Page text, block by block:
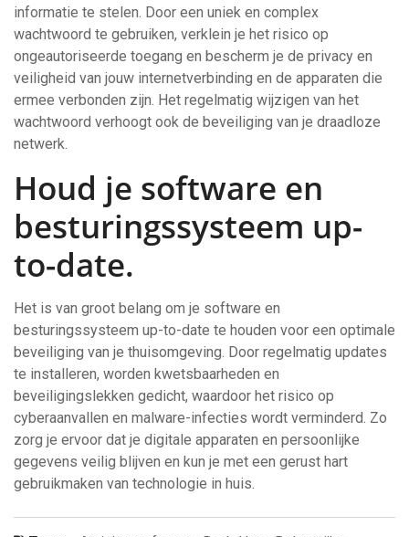
informatie te stelen. Door een uniek en complex
wachtwoord te gebruiken, verklein je het risico op
ongeautoriseerde toegang en bescherm je de privacy en
veiligheid van jouw internetverbinding en de apparaten die
ermee verbonden zijn. Het regelmatig wijzigen van het
wachtwoord verhoogt ook de beveiliging van je draadloze
netwerk.
Houd je software en
besturingssysteem up-
to-date.
Het is van groot belang om je software en
besturingssysteem up-to-date te houden voor een optimale
beveiliging van je thuisomgeving. Door regelmatig updates
te installeren, worden kwetsbaarheden en
beveiligingslekken gedicht, waardoor het risico op
cyberaanvallen en malware-infecties wordt verminderd. Zo
zorg je ervoor dat je digitale apparaten en persoonlijke
gegevens veilig blijven en kun je met een gerust hart
gebruikmaken van technologie in huis.